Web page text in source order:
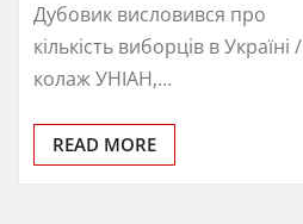
Дубовик висловився про
кількість виборців в Україні /
колаж УНІАН,…
READ MORE